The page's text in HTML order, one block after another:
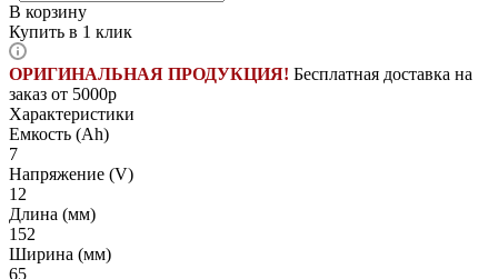
В корзину
Купить в 1 клик
ОРИГИНАЛЬНАЯ ПРОДУКЦИЯ! Бесплатная доставка на
заказ от 5000р
Характеристики
Емкость (Ah)
7
Напряжение (V)
12
Длина (мм)
152
Ширина (мм)
65